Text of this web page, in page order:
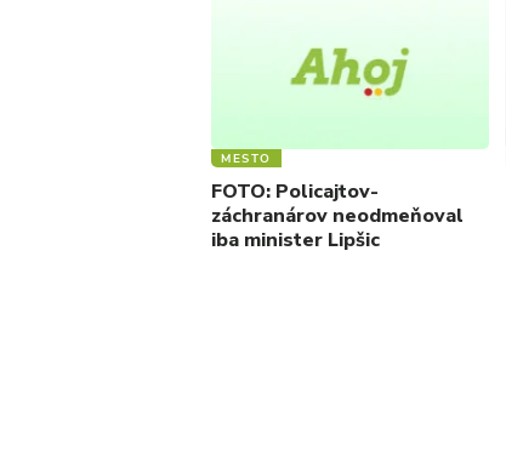
MESTO
FOTO: Policajtov-
záchranárov neodmeňoval
iba minister Lipšic